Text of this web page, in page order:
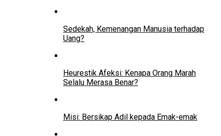
Sedekah, Kemenangan Manusia terhadap
Uang?
Heurestik Afeksi: Kenapa Orang Marah
Selalu Merasa Benar?
Misi: Bersikap Adil kepada Emak-emak